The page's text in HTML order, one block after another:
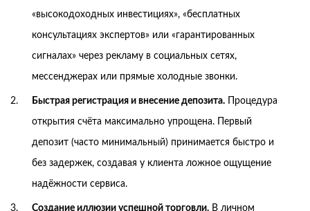
«высокодоходных инвестициях», «бесплатных
консультациях экспертов» или «гарантированных
сигналах» через рекламу в социальных сетях,
мессенджерах или прямые холодные звонки.
Быстрая регистрация и внесение депозита. Процедура
открытия счёта максимально упрощена. Первый
депозит (часто минимальный) принимается быстро и
без задержек, создавая у клиента ложное ощущение
надёжности сервиса.
Создание иллюзии успешной торговли. В личном